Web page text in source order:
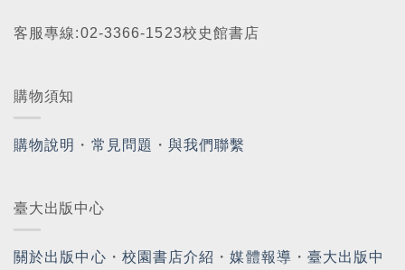
客服專線:02-3366-1523校史館書店
購物須知
購物說明 ・ 常見問題 ・與我們聯繫
臺大出版中心
關於出版中心 ・ 校園書店介紹 ・媒體報導 ・ 臺大出版中